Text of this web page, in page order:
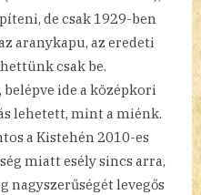
de csak 1929-ben
aranykapu, az eredeti
csak be.
ide a középkori
lehetett, mint a miénk.
a Kistehén 2010-es
miatt esély sincs arra,
nagyszerűségét levegős